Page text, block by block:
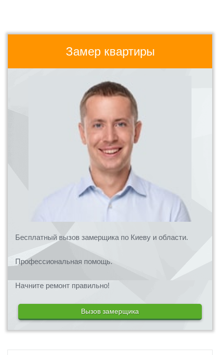
Замер квартиры
Бесплатный вызов замерщика по Киеву и области.
Профессиональная помощь.
Начните ремонт правильно!
Вызов замерщика